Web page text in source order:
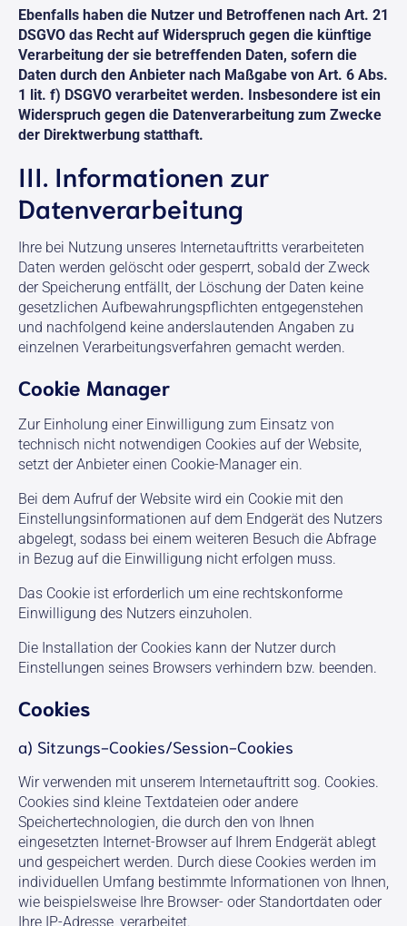
Ebenfalls haben die Nutzer und Betroffenen nach Art. 21
DSGVO das Recht auf Widerspruch gegen die künftige
Verarbeitung der sie betreffenden Daten, sofern die
Daten durch den Anbieter nach Maßgabe von Art. 6 Abs.
1 lit. f) DSGVO verarbeitet werden. Insbesondere ist ein
Widerspruch gegen die Datenverarbeitung zum Zwecke
der Direktwerbung statthaft.
III. Informationen zur
Datenverarbeitung
Ihre bei Nutzung unseres Internetauftritts verarbeiteten
Daten werden gelöscht oder gesperrt, sobald der Zweck
der Speicherung entfällt, der Löschung der Daten keine
gesetzlichen Aufbewahrungspflichten entgegenstehen
und nachfolgend keine anderslautenden Angaben zu
einzelnen Verarbeitungsverfahren gemacht werden.
Cookie Manager
Zur Einholung einer Einwilligung zum Einsatz von
technisch nicht notwendigen Cookies auf der Website,
setzt der Anbieter einen Cookie-Manager ein.
Bei dem Aufruf der Website wird ein Cookie mit den
Einstellungsinformationen auf dem Endgerät des Nutzers
abgelegt, sodass bei einem weiteren Besuch die Abfrage
in Bezug auf die Einwilligung nicht erfolgen muss.
Das Cookie ist erforderlich um eine rechtskonforme
Einwilligung des Nutzers einzuholen.
Die Installation der Cookies kann der Nutzer durch
Einstellungen seines Browsers verhindern bzw. beenden.
Cookies
a) Sitzungs-Cookies/Session-Cookies
Wir verwenden mit unserem Internetauftritt sog. Cookies.
Cookies sind kleine Textdateien oder andere
Speichertechnologien, die durch den von Ihnen
eingesetzten Internet-Browser auf Ihrem Endgerät ablegt
und gespeichert werden. Durch diese Cookies werden im
individuellen Umfang bestimmte Informationen von Ihnen,
wie beispielsweise Ihre Browser- oder Standortdaten oder
Ihre IP-Adresse, verarbeitet.